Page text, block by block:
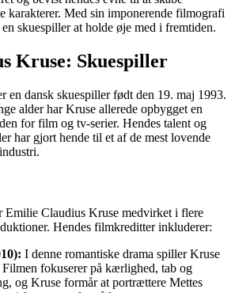
karakterer. Med sin imponerende filmografi
skuespiller at holde øje med i fremtiden.
Kruse: Skuespiller
en dansk skuespiller født den 19. maj 1993.
alder har Kruse allerede opbygget en
for film og tv-serier. Hendes talent og
har gjort hende til et af de mest lovende
Emilie Claudius Kruse medvirket i flere
Hendes filmkreditter inkluderer:
I denne romantiske drama spiller Kruse
fokuserer på kærlighed, tab og
og Kruse formår at portrættere Mettes